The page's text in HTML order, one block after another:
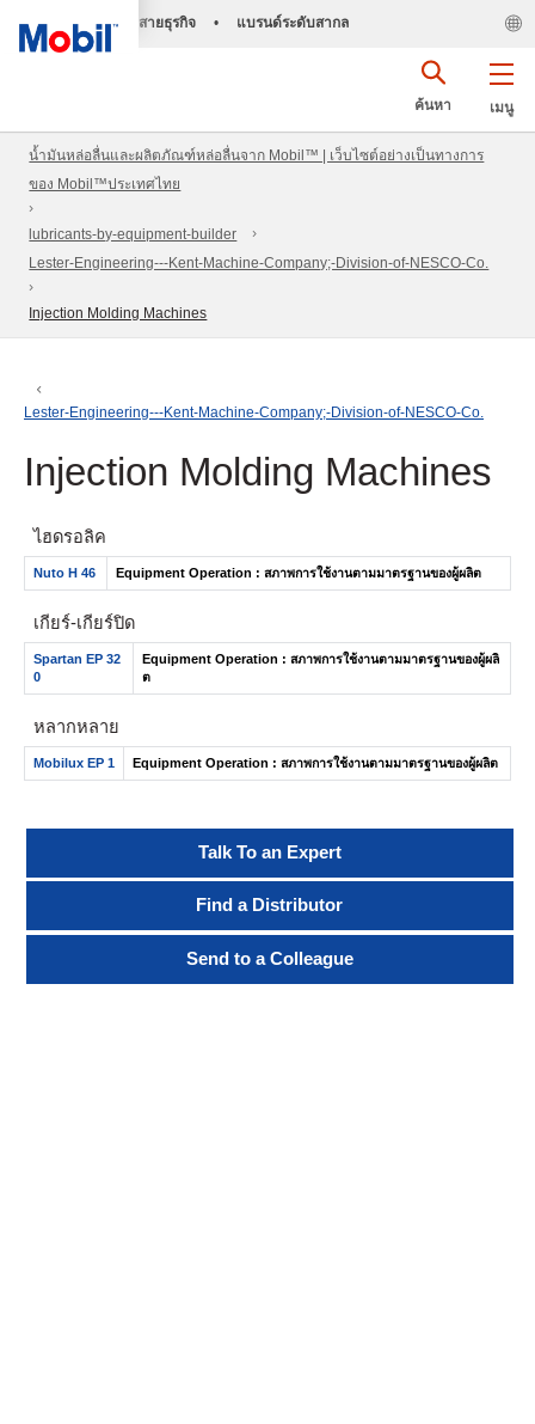
สายธุรกิจ • แบรนด์ระดับสากล
เมนู
ค้นหา
น้ำมันหล่อลื่นและผลิตภัณฑ์หล่อลื่นจาก Mobil™ | เว็บไซต์อย่างเป็นทางการ
ของ Mobil™ประเทศไทย
lubricants-by-equipment-builder
Lester-Engineering---Kent-Machine-Company;-Division-of-NESCO-Co.
Injection Molding Machines
Lester-Engineering---Kent-Machine-Company;-Division-of-NESCO-Co.
Injection Molding Machines
ไฮดรอลิค
Nuto H 46 Equipment Operation : สภาพการใช้งานตามมาตรฐานของผู้ผลิต
เกียร์-เกียร์ปิด
Spartan EP 32
0
Equipment Operation : สภาพการใช้งานตามมาตรฐานของผู้ผลิ
ต
หลากหลาย
Mobilux EP 1 Equipment Operation : สภาพการใช้งานตามมาตรฐานของผู้ผลิต
Talk To an Expert
Find a Distributor
Send to a Colleague